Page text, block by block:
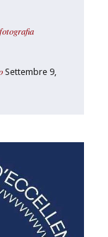
Settembre 9,